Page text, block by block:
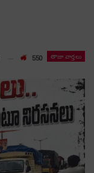
తాజా వార్తలు
550